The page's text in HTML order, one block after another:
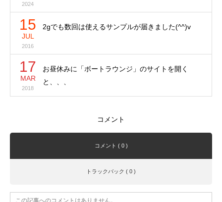
2024
15
JUL
2016
2gでも数回は使えるサンプルが届きました(^^)v
17
MAR
2018
お昼休みに「ボートラウンジ」のサイトを開く
と、、、
コメント
コメント ( 0 )
トラックバック ( 0 )
この記事へのコメントはありません。